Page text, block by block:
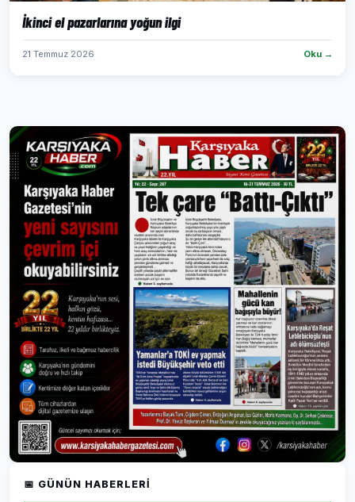
İkinci el pazarlarına yoğun ilgi
21 Temmuz 2026 Oku →
📅 GÜNÜN HABERLERI